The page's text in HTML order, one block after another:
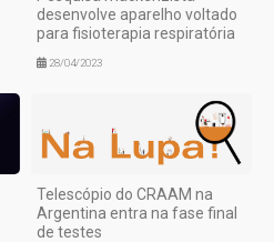
desenvolve aparelho voltado
para fisioterapia respiratória
28/04/2023
Telescópio do CRAAM na
Argentina entra na fase final
de testes